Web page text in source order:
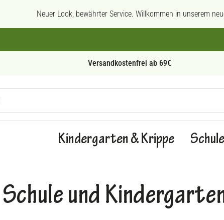
Neuer Look, bewährter Service. Willkommen in unserem
Persönliche Beratung
Kindergarten & Krippe Schule
und